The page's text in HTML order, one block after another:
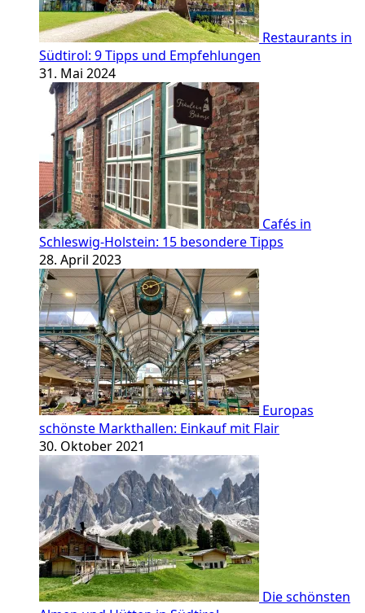
Restaurants in
Südtirol: 9 Tipps und Empfehlungen
31. Mai 2024
Cafés in
Schleswig-Holstein: 15 besondere Tipps
28. April 2023
Europas
schönste Markthallen: Einkauf mit Flair
30. Oktober 2021
Die schönsten